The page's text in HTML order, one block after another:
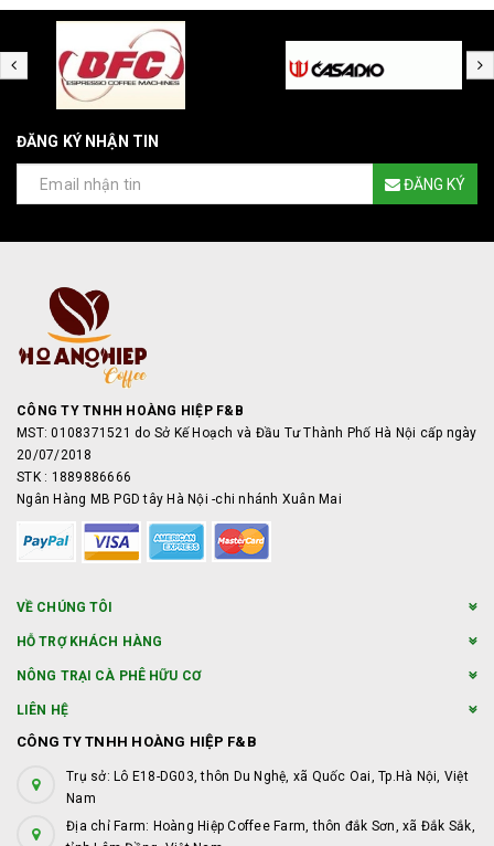
ĐĂNG KÝ NHẬN TIN
ĐĂNG KÝ
CÔNG TY TNHH HOÀNG HIỆP F&B
MST: 0108371521 do Sở Kế Hoạch và Đầu Tư Thành Phố Hà Nội cấp ngày
20/07/2018
STK : 1889886666
Ngân Hàng MB PGD tây Hà Nội -chi nhánh Xuân Mai
VỀ CHÚNG TÔI
HỖ TRỢ KHÁCH HÀNG
NÔNG TRẠI CÀ PHÊ HỮU CƠ
LIÊN HỆ
CÔNG TY TNHH HOÀNG HIỆP F&B
Trụ sở: Lô E18-DG03, thôn Du Nghệ, xã Quốc Oai, Tp.Hà Nội, Việt
Nam
Địa chỉ Farm: Hoàng Hiệp Coffee Farm, thôn đắk Sơn, xã Đắk Sắk,